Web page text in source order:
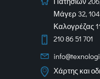
Μάγερ 32,
Καλογρέζας
210 86 51 701
Χάρτης και